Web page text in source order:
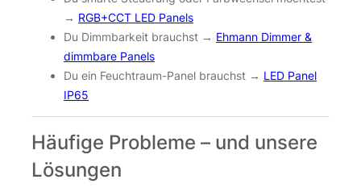
→ RGB+CCT LED Panels
Du Dimmbarkeit brauchst → Ehmann Dimmer &
dimmbare Panels
Du ein Feuchtraum-Panel brauchst → LED Panel
IP65
Häufige Probleme – und unsere
Lösungen